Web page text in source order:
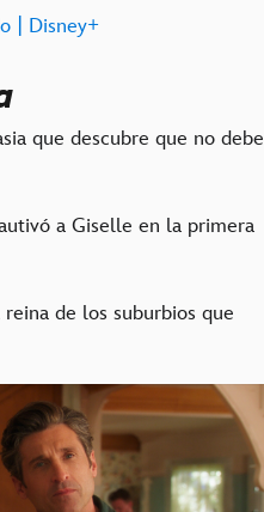
| Disney+
que descubre que no debe
a Giselle en la primera
de los suburbios que